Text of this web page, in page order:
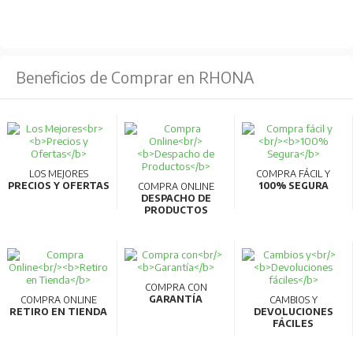
Compatibilidad AC/DC:Los modelos de 32AF y
de especificación adicional.
Comunicaciones inteligentes:
Compatibilidad con
CC-Link para transmitir datos de medición a PC,
permitiendo la gestión energética y visualización en
termoplásticos fácilmente reciclables y cumplen con la
normativa RoHS.
Alta calidad y eficiencia:
Producidos en líneas de
Beneficios de Comprar en RHONA
LOS MEJORES
PRECIOS Y OFERTAS
COMPRA ONLINE
DESPACHO DE
PRODUCTOS
COMPRA FÁCIL Y
100% SEGURA
COMPRA ONLINE
RETIRO EN TIENDA
COMPRA CON
GARANTÍA
CAMBIOS Y
DEVOLUCIONES
FÁCILES